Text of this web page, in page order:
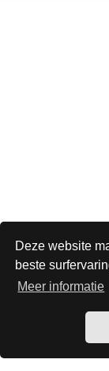
Deze website
beste
Meer informatie